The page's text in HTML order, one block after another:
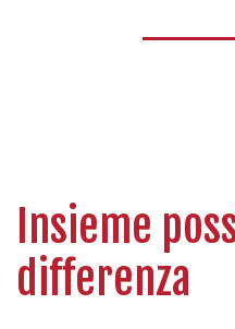
Insieme
differenza